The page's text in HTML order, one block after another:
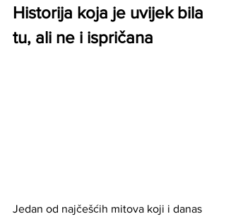
Historija koja je uvijek bila
tu, ali ne i ispričana
Jedan od najčešćih mitova koji i danas